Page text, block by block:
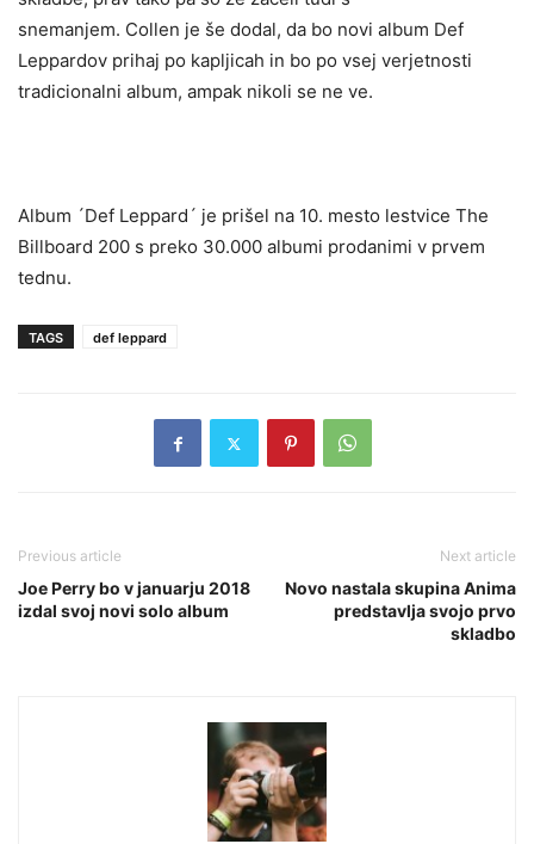
snemanjem. Collen je še dodal, da bo novi album Def
Leppardov prihaj po kapljicah in bo po vsej verjetnosti
tradicionalni album, ampak nikoli se ne ve.
Album ´Def Leppard´ je prišel na 10. mesto lestvice The
Billboard 200 s preko 30.000 albumi prodanimi v prvem
tednu.
TAGS def leppard
Previous article
Joe Perry bo v januarju 2018
izdal svoj novi solo album
Next article
Novo nastala skupina Anima
predstavlja svojo prvo
skladbo